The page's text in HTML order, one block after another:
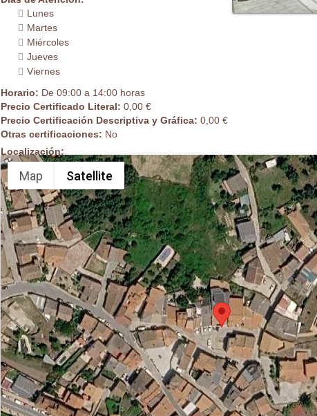
Lunes
Martes
Miércoles
Jueves
Viernes
Horario: De 09:00 a 14:00 horas
Precio Certificado Literal: 0,00 €
Precio Certificación Descriptiva y Gráfica: 0,00 €
Otras certificaciones: No
Localización:
Map Satellite